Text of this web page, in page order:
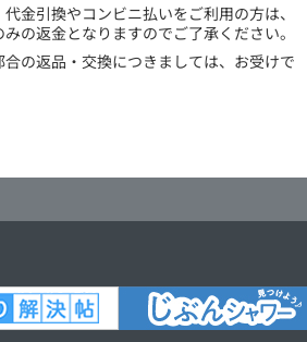
金引換やコンビニ払いをご利用の方は、
の返金となりますのでご了承ください。
の返品・交換につきましては、お受けで